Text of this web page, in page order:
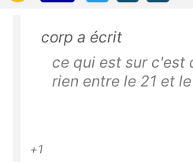
corp a écrit
ce qui est sur c'est
rien entre le 21 et
+1